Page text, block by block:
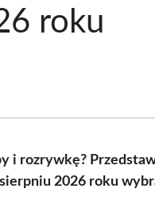
roku
i rozrywkę?
2026 roku